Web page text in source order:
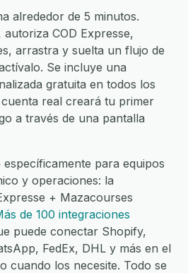
alrededor de 5 minutos.
COD Expresse,
arrastra y suelta un flujo de
Se incluye una
gratuita en todos los
real creará tu primer
a través de una pantalla
para equipos
y operaciones: la
+ Mazacourses
de 100 integraciones
puede conectar Shopify,
FedEx, DHL y más en el
cuando los necesite. Todo se